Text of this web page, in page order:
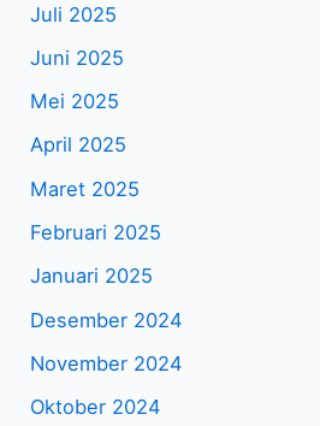
Juli 2025
Juni 2025
Mei 2025
April 2025
Maret 2025
Februari 2025
Januari 2025
Desember 2024
November 2024
Oktober 2024